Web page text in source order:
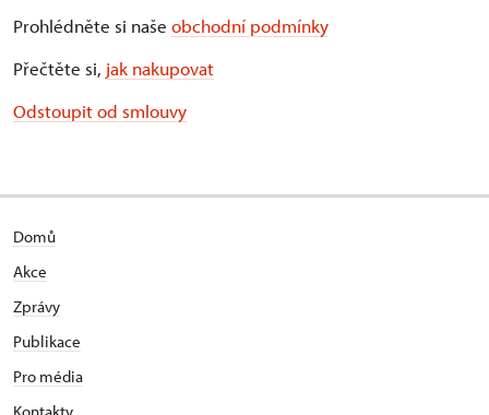
Prohlédněte si naše obchodní podmínky
Přečtěte si, jak nakupovat
Odstoupit od smlouvy
Domů
Akce
Zprávy
Publikace
Pro média